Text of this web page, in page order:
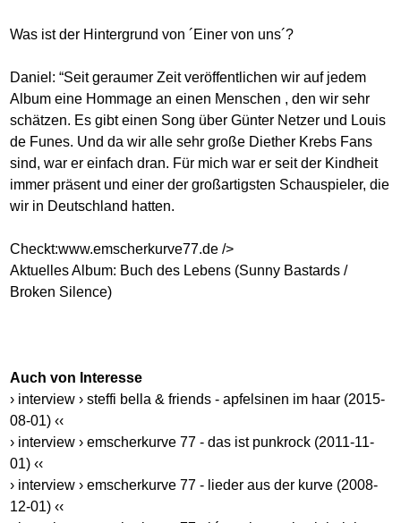
Was ist der Hintergrund von ´Einer von uns´?
Daniel: “Seit geraumer Zeit veröffentlichen wir auf jedem
Album eine Hommage an einen Menschen , den wir sehr
schätzen. Es gibt einen Song über Günter Netzer und Louis
de Funes. Und da wir alle sehr große Diether Krebs Fans
sind, war er einfach dran. Für mich war er seit der Kindheit
immer präsent und einer der großartigsten Schauspieler, die
wir in Deutschland hatten.
Checkt:www.emscherkurve77.de />
Aktuelles Album: Buch des Lebens (Sunny Bastards /
Broken Silence)
Auch von Interesse
› interview › steffi bella & friends - apfelsinen im haar (2015-
08-01) ‹‹
› interview › emscherkurve 77 - das ist punkrock (2011-11-
01) ‹‹
› interview › emscherkurve 77 - lieder aus der kurve (2008-
12-01) ‹‹